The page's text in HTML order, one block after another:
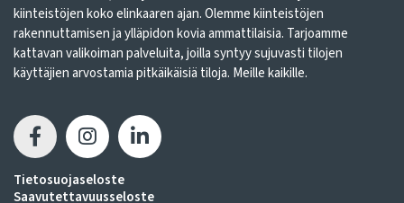
kiinteistöjen koko elinkaaren ajan. Olemme kiinteistöjen
rakennuttamisen ja ylläpidon kovia ammattilaisia. Tarjoamme
kattavan valikoiman palveluita, joilla syntyy sujuvasti tilojen
käyttäjien arvostamia pitkäikäisiä tiloja. Meille kaikille.
Tietosuojaseloste
Saavutettavuusseloste